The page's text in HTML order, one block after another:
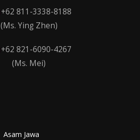
+62 811-3338-8188
(Ms. Ying Zhen)
+62 821-6090-4267
(Ms. Mei)
Asam Jawa